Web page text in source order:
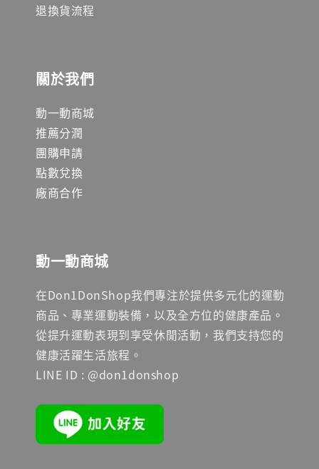
退換貨流程
關於我們
動一動商城
推薦分潤
團購申請
點數兌換
廠商合作
動一動商城
在Don1DonShop我們專注於提供多元化的運動
商品、專業運動裝備，以及全方位的健康產品。
從提升運動表現到享受休閒活動，我們支持您的
健康活躍生活旅程。
LINE ID : @don1donshop